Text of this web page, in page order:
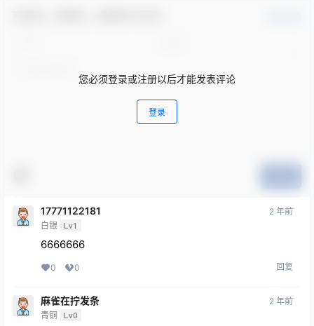
您必须登录或注册以后才能发表评论
登录
17771122181
白银 Lv1
2 年前
6666666
0 0 回复
麻雀在拧发条
青铜 Lv0
2 年前